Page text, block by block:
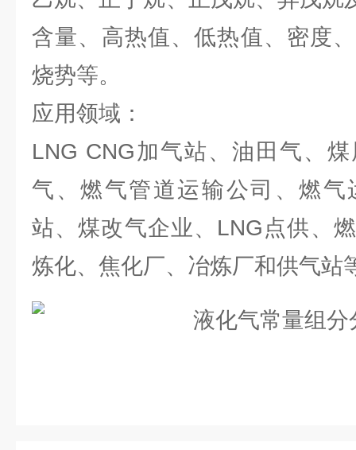
含量、高热值、低热值、密度
烧势等。
应用领域：
LNG CNG加气站、油田气、
气、燃气管道运输公司、燃气
站、煤改气企业、LNG点供、
炼化、焦化厂、冶炼厂和供气站